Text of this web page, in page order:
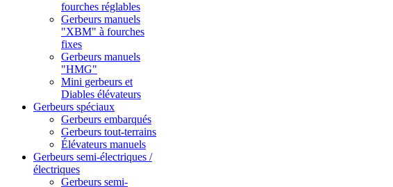
fourches réglables
Gerbeurs manuels
"XBM" à fourches
fixes
Gerbeurs manuels
"HMG"
Mini gerbeurs et
Diables élévateurs
Gerbeurs spéciaux
Gerbeurs embarqués
Gerbeurs tout-terrains
Élévateurs manuels
Gerbeurs semi-électriques /
électriques
Gerbeurs semi-